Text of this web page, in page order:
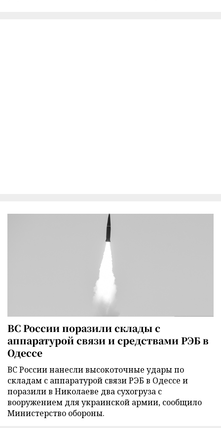
ВС России поразили склады с
аппаратурой связи и средствами РЭБ в
Одессе
ВС России нанесли высокоточные удары по
складам с аппаратурой связи РЭБ в Одессе и
поразили в Николаеве два сухогруза с
вооружением для украинской армии, сообщило
Министерство обороны.